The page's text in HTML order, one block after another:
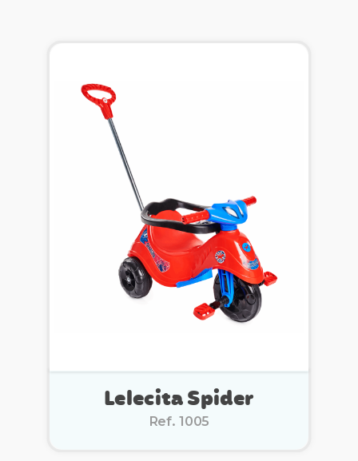
Lelecita Spider
Ref. 1005